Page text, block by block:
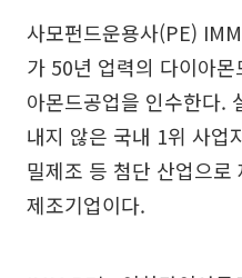
사모펀드운용사(PE)
가 50년 업력의 다이아
아몬드공업을 인수한다.
내지 않은 국내 1위 사업
밀제조 등 첨단 산업으로
제조기업이다.